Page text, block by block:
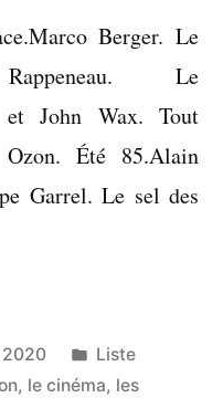
Berger. Le
Rappeneau. Le
et John Wax. Tout
Ozon. Été 85.Alain
Garrel. Le sel des
2020
Publié
dans
Liste
, le cinéma, les